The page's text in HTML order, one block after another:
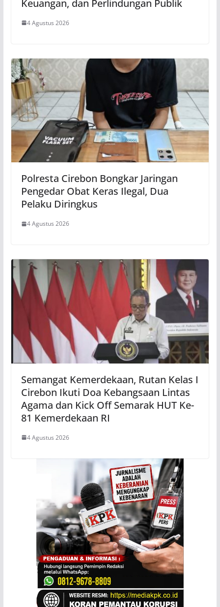
Keuangan, dan Perlindungan Publik
4 Agustus 2026
Polresta Cirebon Bongkar Jaringan
Pengedar Obat Keras Ilegal, Dua
Pelaku Diringkus
4 Agustus 2026
Semangat Kemerdekaan, Rutan Kelas I
Cirebon Ikuti Doa Kebangsaan Lintas
Agama dan Kick Off Semarak HUT Ke-
81 Kemerdekaan RI
4 Agustus 2026